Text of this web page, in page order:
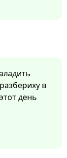
в
день